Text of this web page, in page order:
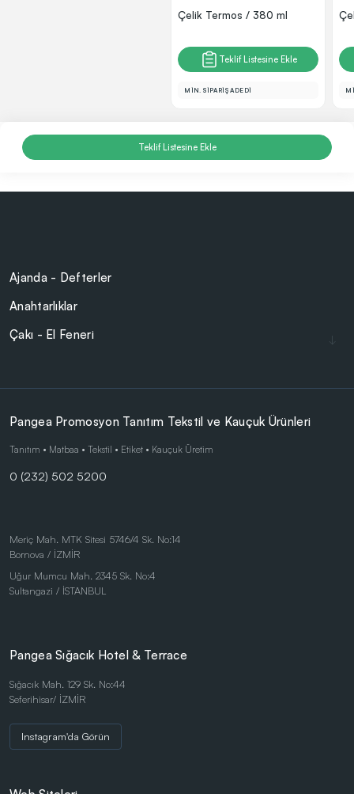
Çelik Termos / 380 ml
Teklif Listesine Ekle
MİN. SİPARİŞ ADEDİ
Teklif Listesine Ekle
Ajanda - Defterler
Anahtarlıklar
Çakı - El Feneri
Cam Ürünler
Çanta - Cüzdan
Çocuk Ürünleri
Doğa Dostu Ürünler
Kalem Setleri
Kişisel Ürünler
Kırtasiye Ürünleri
Kristal ve Ödül Ürünleri
Masa Saatleri
Masaüstü Ürünler
Metal Tükenmez - Roller Kalemler
Pangea Promosyon Tanıtım Tekstil ve Kauçuk Ürünleri
Tanıtım • Matbaa • Tekstil • Etiket • Kauçuk Üretim
0 (232) 502 5200
Meriç Mah. MTK Sitesi 5746/4 Sk. No:14
Bornova / İZMİR
Uğur Mumcu Mah. 2345 Sk. No:4
Sultangazi / İSTANBUL
Pangea Sığacık Hotel & Terrace
Sığacık Mah. 129 Sk. No:44
Seferihisar/ İZMİR
Instagram'da Görün